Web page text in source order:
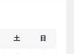
土 日